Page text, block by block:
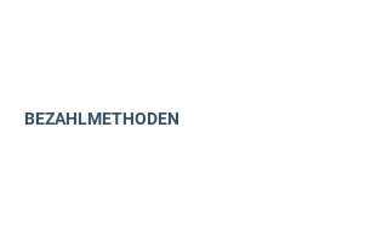
BEZAHLMETHODEN